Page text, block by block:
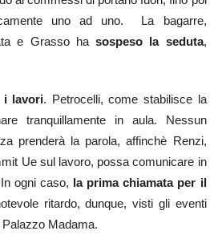
uno ad uno. La bagarre,
e Grasso hasospeso la seduta,
i lavori. Petrocelli, come stabilisce la
tranquillamente in aula. Nessun
prenderà la parola, affinchè Renzi,
Ue sul lavoro, possa comunicare in
ogni caso, la prima chiamata per il
ritardo, dunque, visti gli eventi
Madama.